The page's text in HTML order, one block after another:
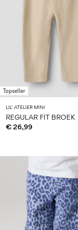
Topseller
LIL' ATELIER MINI
REGULAR FIT BROEK
€ 26,99